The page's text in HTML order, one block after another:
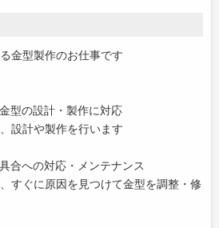
金型製作のお仕事です
型の設計・製作に対応
設計や製作を行います
合への対応・メンテナンス
すぐに原因を見つけて金型を調整・修